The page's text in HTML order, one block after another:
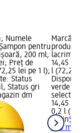
Numele
pentru
200 ml;
Preț de
lei pe 1 l);
Status
Status gri
dm
Marcă:
lacrimi,
14,45
l (72,25
verde
14,45 lei
0,2 l
Dalin
200 ml